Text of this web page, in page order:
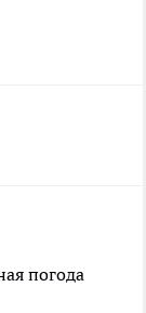
погода